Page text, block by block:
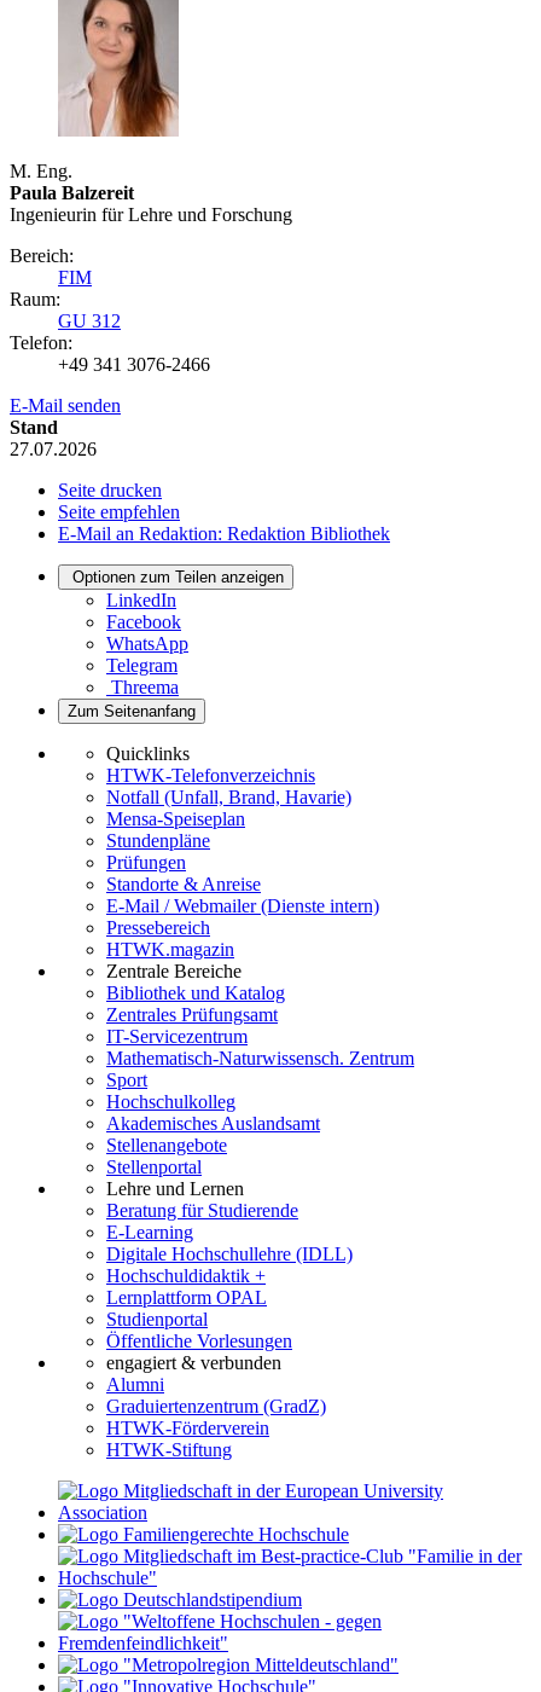
M. Eng.
Paula Balzereit
Ingenieurin für Lehre und Forschung
Bereich:
FIM
Raum:
GU 312
Telefon:
+49 341 3076-2466
E-Mail senden
Stand
27.07.2026
Seite drucken
Seite empfehlen
E-Mail an Redaktion: Redaktion Bibliothek
Optionen zum Teilen anzeigen
LinkedIn
Facebook
WhatsApp
Telegram
Threema
Zum Seitenanfang
Quicklinks
HTWK-Telefonverzeichnis
Notfall (Unfall, Brand, Havarie)
Mensa-Speiseplan
Stundenpläne
Prüfungen
Standorte & Anreise
E-Mail / Webmailer (Dienste intern)
Pressebereich
HTWK.magazin
Zentrale Bereiche
Bibliothek und Katalog
Zentrales Prüfungsamt
IT-Servicezentrum
Mathematisch-Naturwissensch. Zentrum
Sport
Hochschulkolleg
Akademisches Auslandsamt
Stellenangebote
Stellenportal
Lehre und Lernen
Beratung für Studierende
E-Learning
Digitale Hochschullehre (IDLL)
Hochschuldidaktik +
Lernplattform OPAL
Studienportal
Öffentliche Vorlesungen
engagiert & verbunden
Alumni
Graduiertenzentrum (GradZ)
HTWK-Förderverein
HTWK-Stiftung